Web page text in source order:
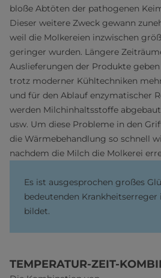
bloße Abtöten der pathogenen
Dieser weitere Zweck gewann
weil die Molkereien inzwischen
geringer wurden. Längere
Auslieferungen der Produkte
trotz moderner Kühltechniken
und für den Ablauf enzymatischer
werden Milchinhaltsstoffe
usw. Um diese Probleme in den
die Wärmebehandlung so schnell
nachdem die Milch die Molkerei
Es ist ausgesprochen großes
bedeutenden Krankheitserreger
bildet.
TEMPERATUR-ZEIT-